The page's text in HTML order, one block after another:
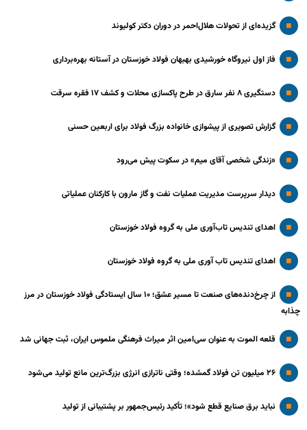
گزیده‌ای از تحولات هلال‌احمر در دوران دکتر کولیوند
فاز اول نیروگاه خورشیدی بهبهان فولاد خوزستان در آستانه بهره‌برداری
دستگیری ۸ نفر سارق در طرح پاکسازی محلات و کشف ۱۷ فقره سرقت
گزارش تصویری از پیشوازی خانواده بزرگ فولاد برای اربعین حسنی
«زندگی شخصی آقای میم» در سکوت پیش می‌رود
دیدار سرپرست مدیریت عملیات نفت و گاز مارون با کارکنان عملیاتی
اهدای تندیس تاب‌آوری ملی به گروه فولاد خوزستان
اهدای تندیس تاب آوری ملی به گروه فولاد خوزستان
از چرخ‌دنده‌های صنعت تا مسیر عشق؛ ۱۰ سال ایستادگی فولاد خوزستان در مرز
چذابه
قلعه الموت به عنوان سی‌امین اثر میراث‌ فرهنگی ملموس ایران، ثبت جهانی شد
۲۶ میلیون تن فولاد گمشده؛ وقتی ناترازی انرژی بزرگ‌ترین مانع تولید می‌شود
نباید برق صنایع قطع شود»؛ تأکید رئیس‌جمهور بر پشتیبانی از تولید